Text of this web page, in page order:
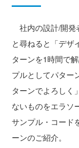
社内の設計/開発
と尋ねると「デザ
ターンを1時間で
プルとしてパター
ターンでよろしく
ないものをエラソ
サンプル・コード
ーンのご紹介。